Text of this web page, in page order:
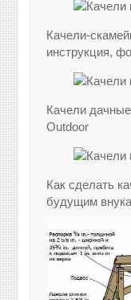
Качели-
инструкция,
Качели
Outdoor
Как сделать
будущим